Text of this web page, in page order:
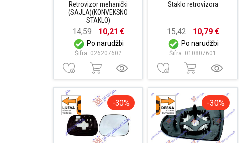
Retrovizor mehanički
(SAJLA)(KONVEKSNO
STAKLO)
14,59 10,21 €
Po narudžbi
Šifra: 026207602
Staklo retrovizora
15,42 10,79 €
Po narudžbi
Šifra: 010807601
-30% -30%